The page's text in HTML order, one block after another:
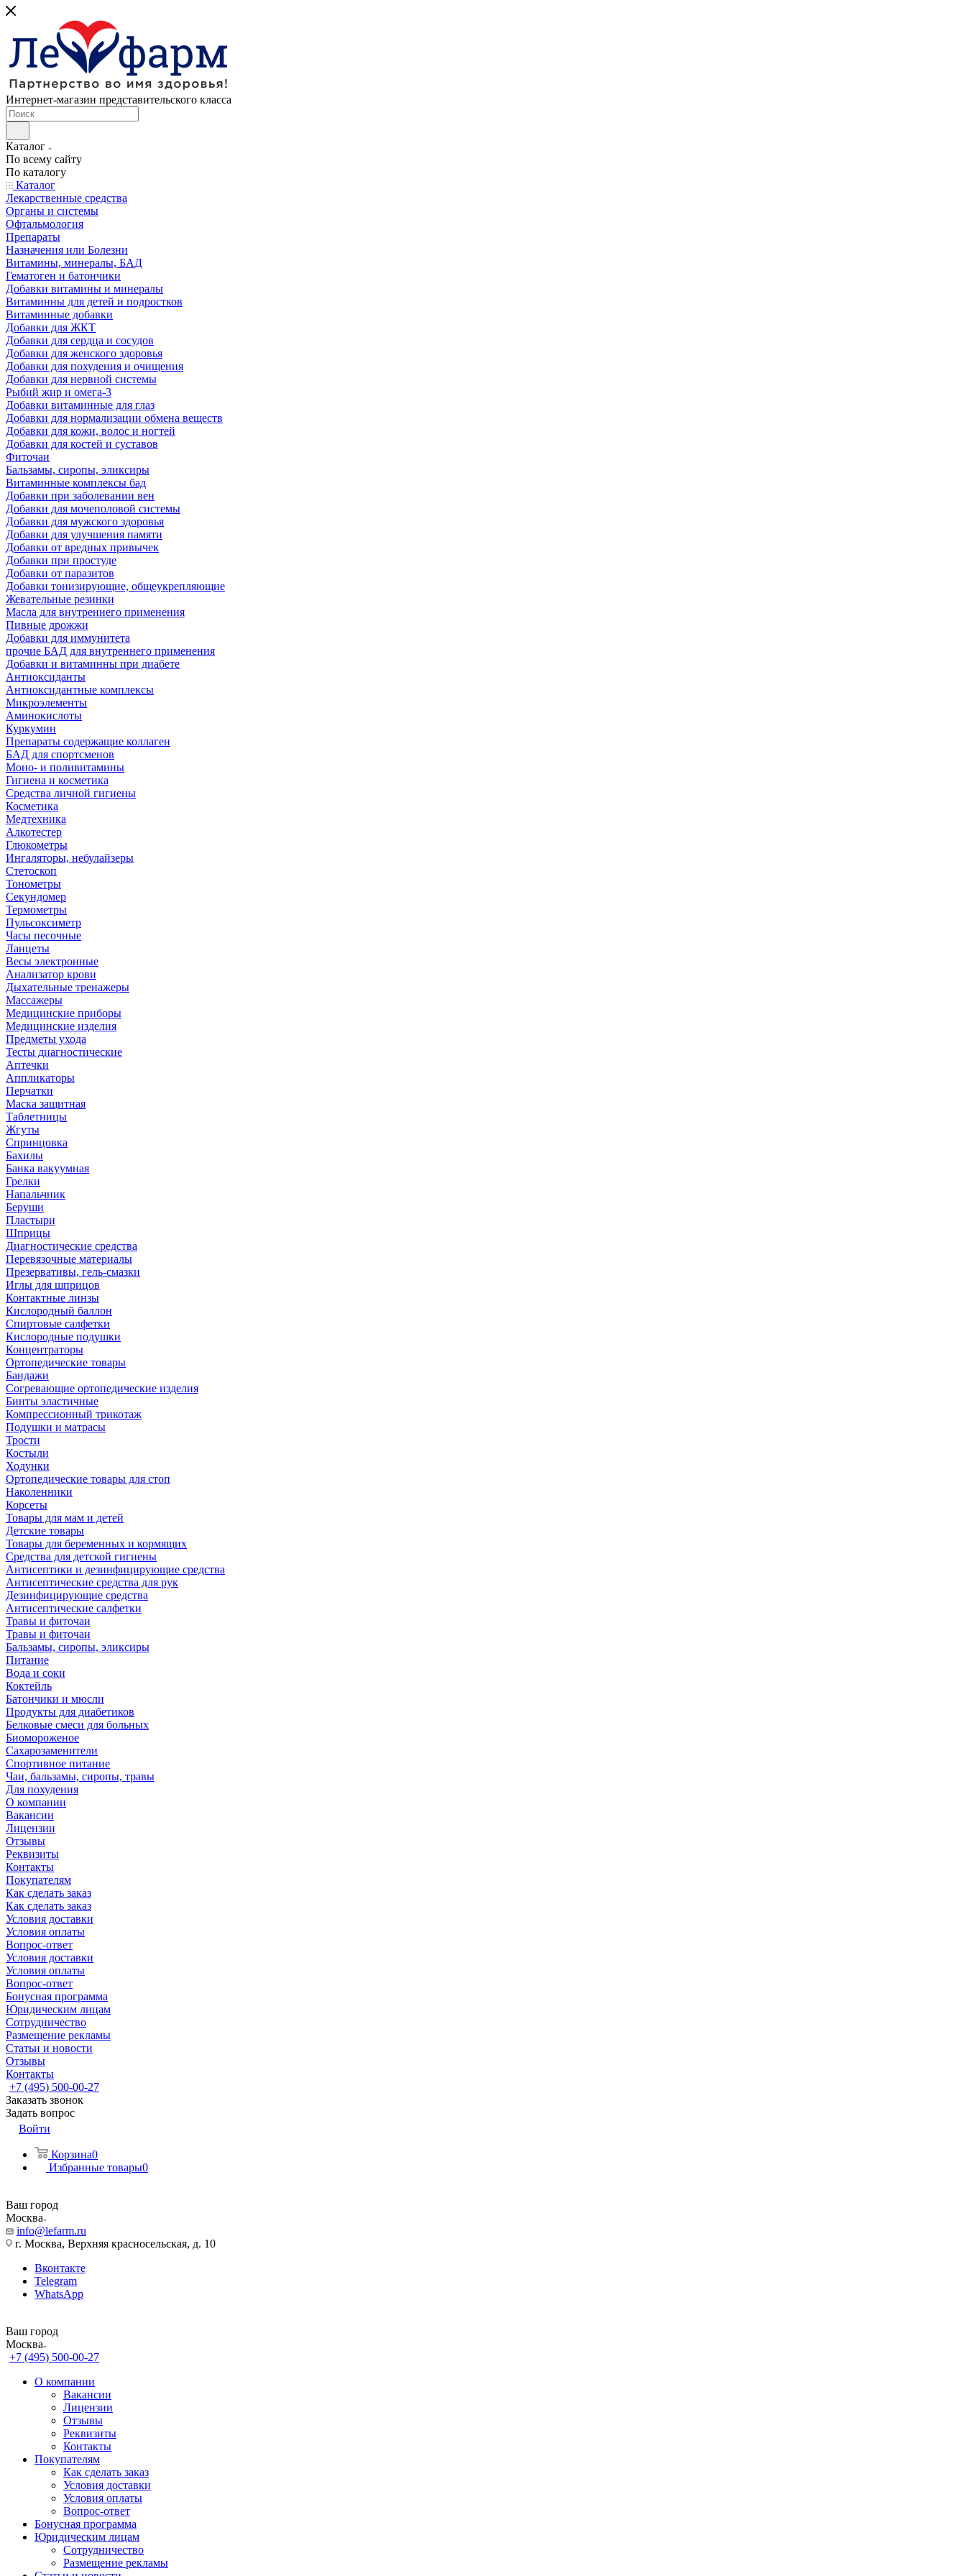
Интернет-магазин представительского класса
Каталог
По всему сайту
По каталогу
Каталог
Лекарственные средства
Органы и системы
Офтальмология
Препараты
Назначения или Болезни
Витамины, минералы, БАД
Гематоген и батончики
Добавки витамины и минералы
Витаминны для детей и подростков
Витаминные добавки
Добавки для ЖКТ
Добавки для сердца и сосудов
Добавки для женского здоровья
Добавки для похудения и очищения
Добавки для нервной системы
Рыбий жир и омега-3
Добавки витаминные для глаз
Добавки для нормализации обмена веществ
Добавки для кожи, волос и ногтей
Добавки для костей и суставов
Фиточаи
Бальзамы, сиропы, эликсиры
Витаминные комплексы бад
Добавки при заболевании вен
Добавки для мочеполовой системы
Добавки для мужского здоровья
Добавки для улучшения памяти
Добавки от вредных привычек
Добавки при простуде
Добавки от паразитов
Добавки тонизирующие, общеукрепляющие
Жевательные резинки
Масла для внутреннего применения
Пивные дрожжи
Добавки для иммунитета
прочие БАД для внутреннего применения
Добавки и витаминны при диабете
Антиоксиданты
Антиоксидантные комплексы
Микроэлементы
Аминокислоты
Куркумин
Препараты содержащие коллаген
БАД для спортсменов
Моно- и поливитамины
Гигиена и косметика
Средства личной гигиены
Косметика
Медтехника
Алкотестер
Глюкометры
Ингаляторы, небулайзеры
Стетоскоп
Тонометры
Секундомер
Термометры
Пульсоксиметр
Часы песочные
Ланцеты
Весы электронные
Анализатор крови
Дыхательные тренажеры
Массажеры
Медицинские приборы
Медицинские изделия
Предметы ухода
Тесты диагностические
Аптечки
Аппликаторы
Перчатки
Маска защитная
Таблетницы
Жгуты
Спринцовка
Бахилы
Банка вакуумная
Грелки
Напальчник
Беруши
Пластыри
Шприцы
Диагностические средства
Перевязочные материалы
Презервативы, гель-смазки
Иглы для шприцов
Контактные линзы
Кислородный баллон
Спиртовые салфетки
Кислородные подушки
Концентраторы
Ортопедические товары
Бандажи
Согревающие ортопедические изделия
Бинты эластичные
Компрессионный трикотаж
Подушки и матрасы
Трости
Костыли
Ходунки
Ортопедические товары для стоп
Наколенники
Корсеты
Товары для мам и детей
Детские товары
Товары для беременных и кормящих
Средства для детской гигиены
Антисептики и дезинфицирующие средства
Антисептические средства для рук
Дезинфицирующие средства
Антисептические салфетки
Травы и фиточаи
Травы и фиточаи
Бальзамы, сиропы, эликсиры
Питание
Вода и соки
Коктейль
Батончики и мюсли
Продукты для диабетиков
Белковые смеси для больных
Биомороженое
Сахарозаменители
Спортивное питание
Чаи, бальзамы, сиропы, травы
Для похудения
О компании
Вакансии
Лицензии
Отзывы
Реквизиты
Контакты
Покупателям
Как сделать заказ
Как сделать заказ
Условия доставки
Условия оплаты
Вопрос-ответ
Условия доставки
Условия оплаты
Вопрос-ответ
Бонусная программа
Юридическим лицам
Сотрудничество
Размещение рекламы
Статьи и новости
Отзывы
Контакты
+7 (495) 500-00-27
Заказать звонок
Задать вопрос
Войти
Корзина0
Избранные товары0
Ваш город
Москва
info@lefarm.ru
г. Москва, Верхняя красносельская, д. 10
Вконтакте
Telegram
WhatsApp
Ваш город
Москва
+7 (495) 500-00-27
О компании
Вакансии
Лицензии
Отзывы
Реквизиты
Контакты
Покупателям
Как сделать заказ
Условия доставки
Условия оплаты
Вопрос-ответ
Бонусная программа
Юридическим лицам
Сотрудничество
Размещение рекламы